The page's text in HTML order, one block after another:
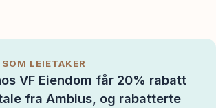
LEIETAKER
VF Eiendom får 20% rabatt
fra Ambius, og rabatterte